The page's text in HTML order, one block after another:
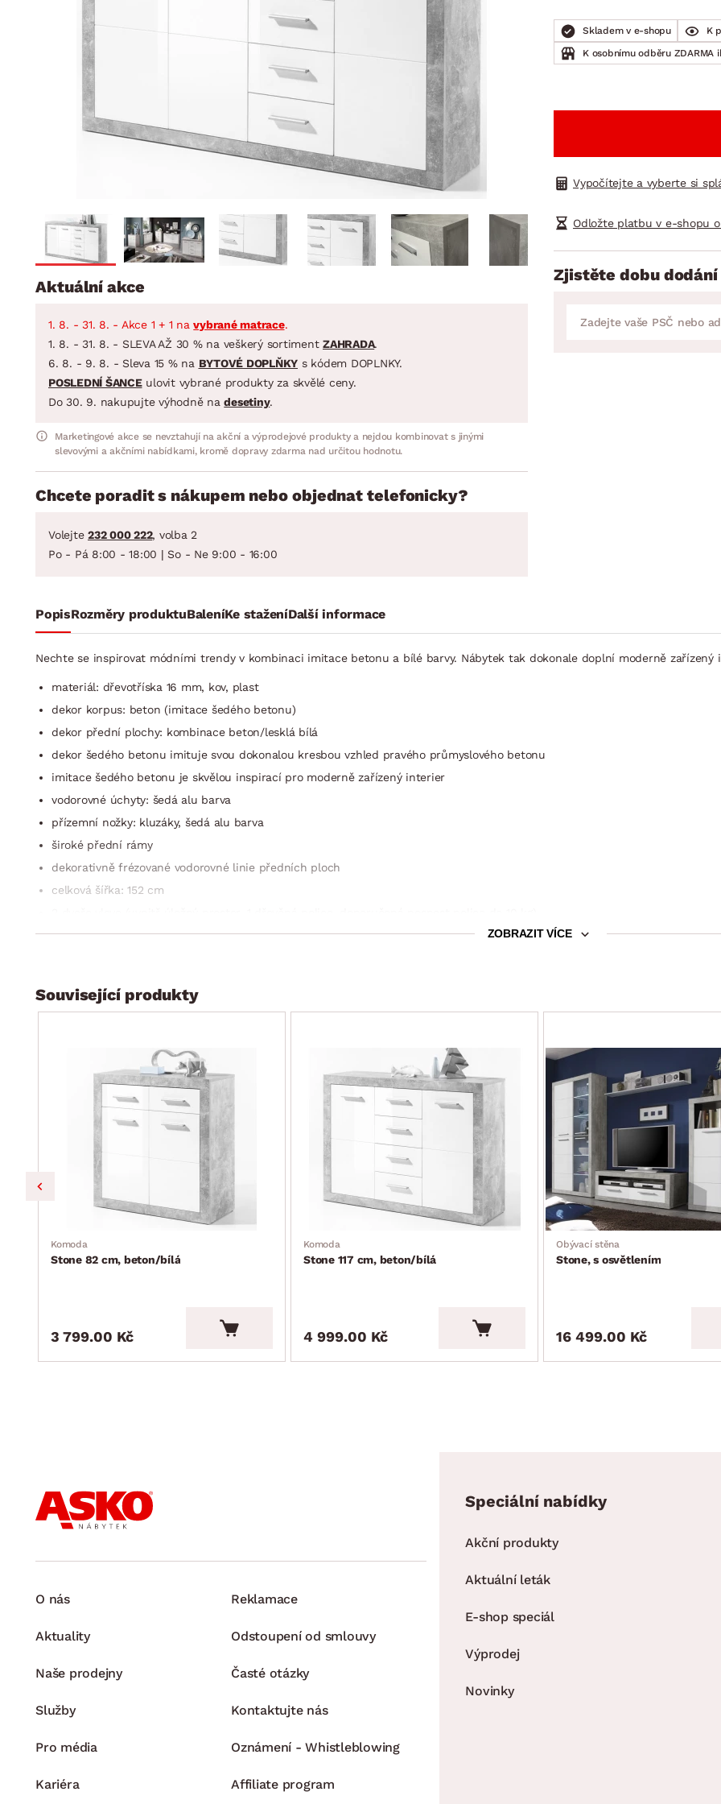
Dětský pokoj
Předsíň, šatna a chodba
Koupelna
BYTOVÝ TEXTIL
Závěsy a žaluzie
STOLOVÁNÍ A VAŘENÍ
Pánve
Zobrazit vše
Koupelnové sestavy
Jídelní sestavy
Zahradní sestavy
Skladem v e-shopu K
K osobnímu odběru ZDARMA
Vypočítejte a vyberte si
Odložte platbu v e-shopu
Zjistěte dobu
Aktuální akce
1. 8. - 31. 8. - Akce 1 + 1 navybrané matrace.
1. 8. - 31. 8. - SLEVA AŽ 30 % na veškerý sortiment ZAHRADA.
6. 8. - 9. 8. - Sleva 15 % na BYTOVÉ DOPLŇKY s kódem DOPLNKY.
POSLEDNÍ ŠANCEulovit vybrané produkty za skvělé ceny.
Do 30. 9. nakupujte výhodně nadesetiny.
Marketingové akce se nevztahují na akční a výprodejové produkty a nejdou kombinovat s jinými
slevovými a akčními nabídkami, kromě dopravy zdarma nad určitou hodnotu.
Chcete poradit s nákupem nebo objednat telefonicky?
Volejte 232 000 222, volba 2
Po - Pá 8:00 - 18:00 | So - Ne 9:00 - 16:00
PopisRozměry produktuBaleníKe staženíDalší informace
Nechte se inspirovat módními trendy v kombinaci imitace betonu a bílé barvy. Nábytek tak dokonale doplní moderně zařízený
materiál: dřevotříska 16 mm, kov, plast
dekor korpus: beton (imitace šedého betonu)
dekor přední plochy: kombinace beton/lesklá bílá
dekor šedého betonu imituje svou dokonalou kresbou vzhled pravého průmyslového betonu
imitace šedého betonu je skvělou inspirací pro moderně zařízený interier
vodorovné úchyty: šedá alu barva
přízemní nožky: kluzáky, šedá alu barva
široké přední rámy
dekorativně frézované vodorovné linie předních ploch
celková šířka: 152 cm
4 středové zásuvky (kovové boční pojezdy, doporučená nosnost zásuvky do 5 kg)
dodáváno v demontu
ZOBRAZIT VÍCE
Související produkty
Komoda
Stone 82 cm, beton/bílá
3 799.00 Kč
Komoda
Stone 117 cm, beton/bílá
4 999.00 Kč
Obývací stěna
Stone, s osvětlením
16 499.00 Kč
O nás
Aktuality
Naše prodejny
Služby
Pro média
Kariéra
Reklamace
Odstoupení od smlouvy
Časté otázky
Kontaktujte nás
Oznámení - Whistleblowing
Affiliate program
Speciální nabídky
Akční produkty
Aktuální leták
E-shop speciál
Výprodej
Novinky